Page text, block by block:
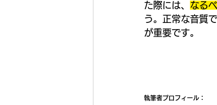
た際には、 なる
う。正常な音質
が重要です。
執筆者プロフィール：